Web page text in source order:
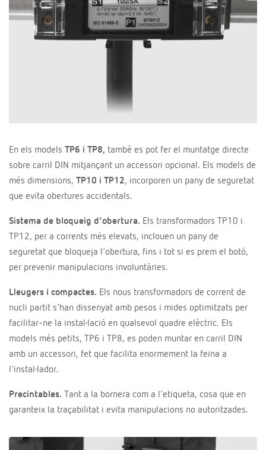
En els models TP6 i TP8, també es pot fer el muntatge directe
sobre carril DIN mitjançant un accessori opcional. Els models de
més dimensions, TP10 i TP12, incorporen un pany de seguretat
que evita obertures accidentals.
Sistema de bloqueig d'obertura. Els transformadors TP10 i
TP12, per a corrents més elevats, inclouen un pany de
seguretat que bloqueja l'obertura, fins i tot si es prem el botó,
per prevenir manipulacions involuntàries.
Lleugers i compactes. Els nous transformadors de corrent de
nucli partit s'han dissenyat amb pesos i mides optimitzats per
facilitar-ne la instal·lació en qualsevol quadre elèctric. Els
models més petits, TP6 i TP8, es poden muntar en carril DIN
amb un accessori, fet que facilita enormement la feina a
l'instal·lador.
Precintables. Tant a la bornera com a l'etiqueta, cosa que en
garanteix la traçabilitat i evita manipulacions no autoritzades.